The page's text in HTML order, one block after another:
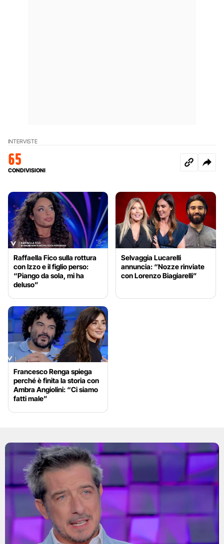
INTERVISTE
65
CONDIVISIONI
Raffaella Fico sulla rottura
con Izzo e il figlio perso:
“Piango da sola, mi ha
deluso”
Selvaggia Lucarelli
annuncia: “Nozze rinviate
con Lorenzo Biagiarelli”
Francesco Renga spiega
perché è finita la storia con
Ambra Angiolini: “Ci siamo
fatti male”